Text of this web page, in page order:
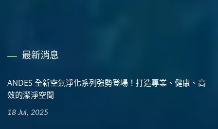
最新消息
ANDES 全新空氣淨化系列強勢登場！打造專業、健康、高
效的潔淨空間
18 Jul, 2025